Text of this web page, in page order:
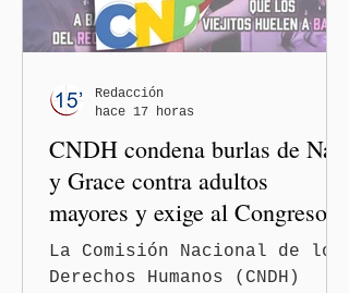
CNDH condena burlas de Nay
y Grace contra adultos
mayores y exige al Congreso
frenar discursos
discriminatorios
La Comisión Nacional de los
Derechos Humanos (CNDH)
Redacción
hace 17 horas